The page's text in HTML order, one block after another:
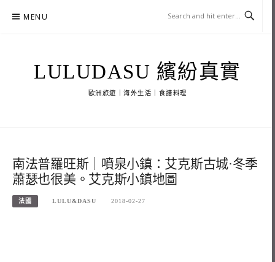
MENU
LULUDASU 繽紛真實
歐洲旅遊｜海外生活｜食譜料理
南法普羅旺斯｜噴泉小鎮：艾克斯古城·冬季
蕭瑟也很美。艾克斯小鎮地圖
法國 LULU&DASU 2018-02-27